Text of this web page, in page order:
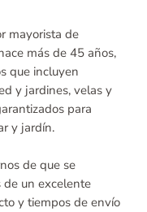
mayorista de
más de 45 años,
que incluyen
y jardines, velas y
para
y jardín.
de que se
de un excelente
y tiempos de envío